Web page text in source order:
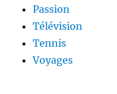
Passion
Télévision
Tennis
Voyages